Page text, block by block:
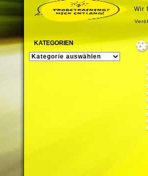
KATEGORIEN
KATEGORIEN
Wir